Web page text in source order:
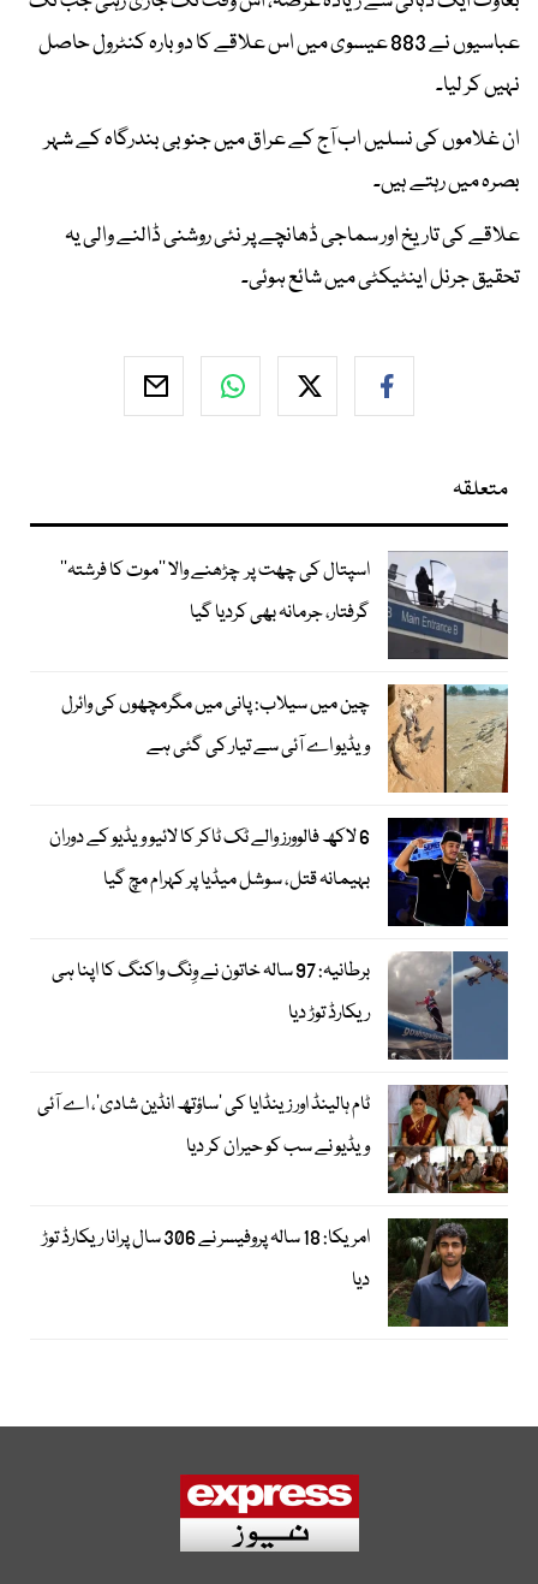
عباسیوں نے 883 عیسوی میں اس علاقے کا دوبارہ کنٹرول حاصل
نہیں کر لیا۔
ان غلاموں کی نسلیں اب آج کے عراق میں جنوبی بندرگاہ کے شہر
بصرہ میں رہتے ہیں۔
علاقے کی تاریخ اور سماجی ڈھانچے پر نئی روشنی ڈالنے والی یہ
تحقیق جرنل اینٹیکٹی میں شائع ہوئی۔
متعلقہ
اسپتال کی چھت پر چڑھنے والا ’’موت کا فرشتہ‘‘
گرفتار، جرمانہ بھی کردیا گیا
چین میں سیلاب: پانی میں مگرمچھوں کی وائرل
ویڈیو اے آئی سے تیار کی گئی ہے
6 لاکھ فالوورز والے ٹک ٹاکر کا لائیو ویڈیو کے دوران
بہیمانہ قتل، سوشل میڈیا پر کہرام مچ گیا
برطانیہ: 97 سالہ خاتون نے وِنگ واکنگ کا اپنا ہی
ریکارڈ توڑ دیا
ٹام ہالینڈ اور زینڈایا کی ’ساؤتھ انڈین شادی‘، اے آئی
ویڈیو نے سب کو حیران کر دیا
امریکا: 18 سالہ پروفیسر نے 306 سال پرانا ریکارڈ توڑ
دیا